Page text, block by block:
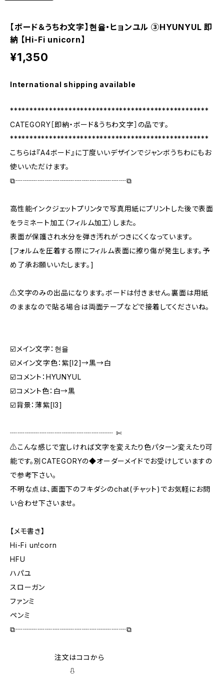
【ボード＆うちわ文字】현율・ヒョンユル ③HYUNYUL 即
納 【Hi-Fi unicorn】
¥1,350
International shipping available
***************************************************
CATEGORY［即納・ボード&うちわ文字］の品です。
***************************************************
こちらは『A4ボード』に丁度いいデザインでジャンボうちわにもお
使いいただけます。
⧉┈┈┈┈┈┈┈┈┈┈┈┈┈┈┈⧉
高性能インクジェットプリンタで写真用紙にプリントした後で表面
をラミネート加工（フィルム加工）しまた。
表面が保護され水分を弾き汚れがつきにくくなっています。
[フォルムを圧着する際にフィルム表面に擦り傷が発生します。予
め了承お願いいたします。]
⚠️文字のみの出品になります。ボードは付きません。裏面は用紙
のままなので貼る場合は両面テープなどで接着してくださいね。
☑️メイン文字：현율
☑️メイン文字色：紫[I2]→黒→白
☑️コメント：HYUNYUL
☑️コメント色：白→黒
☑️背景：薄紫[I3]
┈┈┈┈┈┈┈┈┈┈┈┈┈┈ ✄‬‬
⚠️こんな感じで宜しければ文字を変えたり色パターン変えたり可
能です。別CATEGORYの◆オーダーメイドでお受けしていますの
で参考下さい。
不明な点は、画面下のフキダシのchat(チャット)でお気軽にお問
い合わせ下さいませ。
【メモ書き】
Hi-Fi un!corn
HFU
ハパユ
スローガン
ファンミ
ペンミ
⧉┈┈┈┈┈┈┈┈┈┈┈┈┈┈┈⧉
注文はココから
⇩